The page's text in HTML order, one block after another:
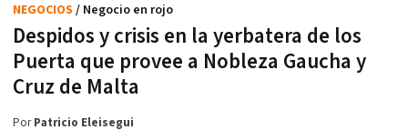
Despidos y crisis en la yerbatera de los
Puerta que provee a Nobleza Gaucha y
Cruz de Malta
NEGOCIOS / Negocio en rojo
PorPatricio Eleisegui